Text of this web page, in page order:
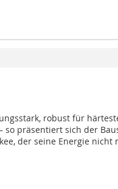
robust für
so präsentiert sich der
der seine Energie nicht